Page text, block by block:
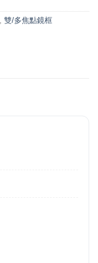
雙/多焦點鏡框